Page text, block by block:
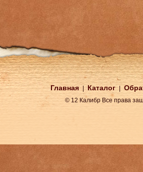
Главная Каталог
© 12 Калибр Все права